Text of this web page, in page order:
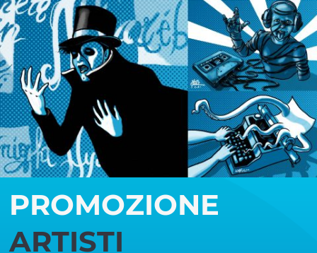
PROMOZIONE
ARTISTI